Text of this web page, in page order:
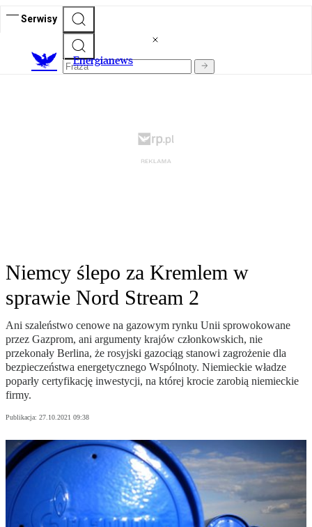
Serwisy
Energianews
Niemcy ślepo za Kremlem w
sprawie Nord Stream 2
Ani szaleństwo cenowe na gazowym rynku Unii sprowokowane
przez Gazprom, ani argumenty krajów członkowskich, nie
przekonały Berlina, że rosyjski gazociąg stanowi zagrożenie dla
bezpieczeństwa energetycznego Wspólnoty. Niemieckie władze
poparły certyfikację inwestycji, na której krocie zarobią niemieckie
firmy.
Publikacja: 27.10.2021 09:38